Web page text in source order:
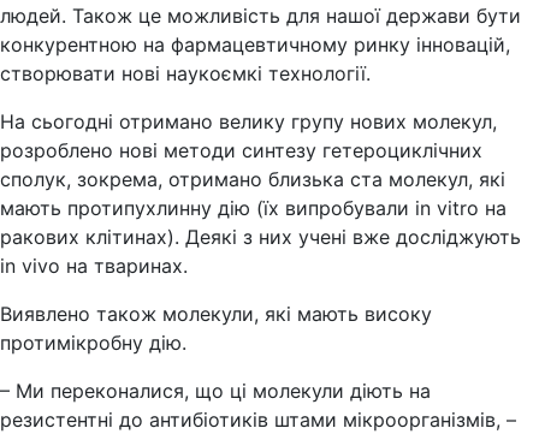
людей. Також це можливість для нашої держави бути
конкурентною на фармацевтичному ринку інновацій,
створювати нові наукоємкі технології.
На сьогодні отримано велику групу нових молекул,
розроблено нові методи синтезу гетероциклічних
сполук, зокрема, отримано близька ста молекул, які
мають протипухлинну дію (їх випробували in vitro на
ракових клітинах). Деякі з них учені вже досліджують
іn vivo на тваринах.
Виявлено також молекули, які мають високу
протимікробну дію.
– Ми переконалися, що ці молекули діють на
резистентні до антибіотиків штами мікроорганізмів, –